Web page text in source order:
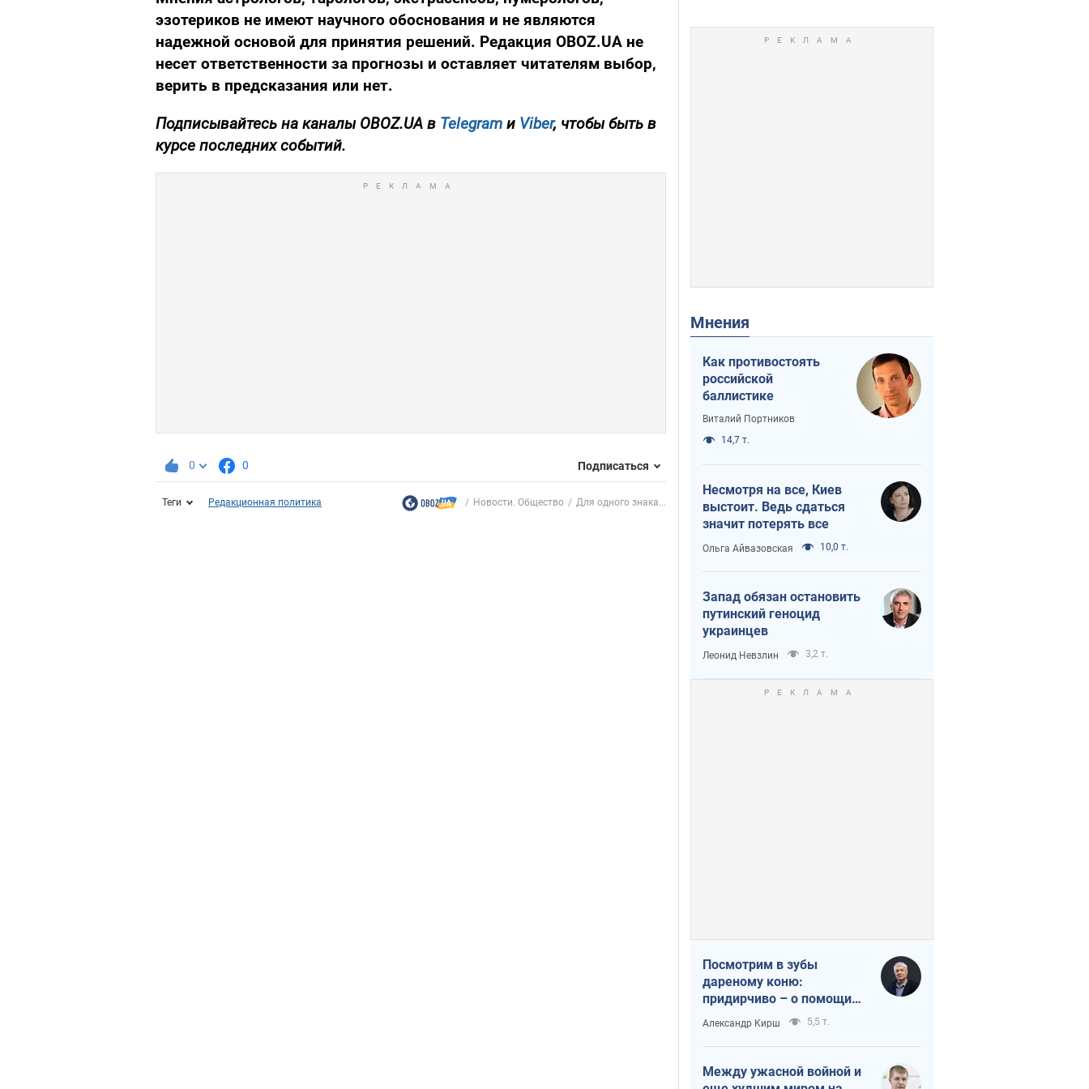
эзотериков не имеют научного обоснования и не являются
надежной основой для принятия решений. Редакция OBOZ.UA не
несет ответственности за прогнозы и оставляет читателям выбор,
верить в предсказания или нет.
Подписывайтесь на каналы OBOZ.UA в Telegram и Viber, чтобы быть в
курсе последних событий.
0 0 Подписаться
Теги Редакционная политика Новости. Общество Для одного знака...
Мнения
Как противостоять
российской
баллистике
Виталий Портников
14,7 т.
Несмотря на все, Киев
выстоит. Ведь сдаться
значит потерять все
Ольга Айвазовская 10,0 т.
Запад обязан остановить
путинский геноцид
украинцев
Леонид Невзлин 3,2 т.
Посмотрим в зубы
дареному коню:
придирчиво – о помощи
Украине
Александр Кирш 5,5 т.
Между ужасной войной и